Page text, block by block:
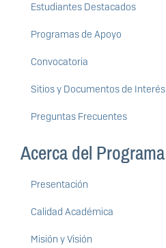
Estudiantes Destacados
Programas de Apoyo
Convocatoria
Sitios y Documentos de Interés
Preguntas Frecuentes
Acerca del Programa
Presentación
Calidad Académica
Misión y Visión